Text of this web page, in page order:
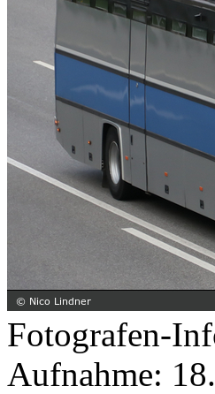
Fotografen-
Aufnahme: